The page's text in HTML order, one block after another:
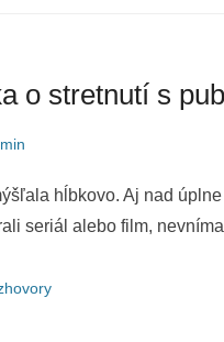
o stretnutí s
hĺbkovo. Aj nad
seriál alebo film,